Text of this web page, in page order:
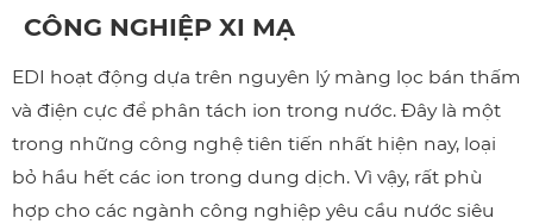
CÔNG NGHIỆP XI MẠ
EDI hoạt động dựa trên nguyên lý màng lọc bán thấm
và điện cực để phân tách ion trong nước. Đây là một
trong những công nghệ tiên tiến nhất hiện nay, loại
bỏ hầu hết các ion trong dung dịch. Vì vậy, rất phù
hợp cho các ngành công nghiệp yêu cầu nước siêu